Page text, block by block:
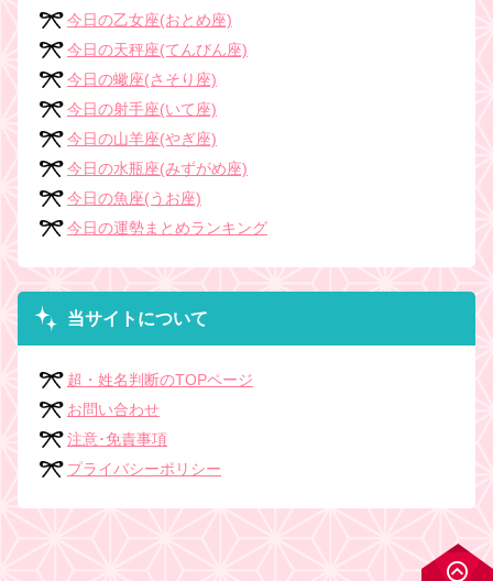
今日の乙女座(おとめ座)
今日の天秤座(てんびん座)
今日の蠍座(さそり座)
今日の射手座(いて座)
今日の山羊座(やぎ座)
今日の水瓶座(みずがめ座)
今日の魚座(うお座)
今日の運勢まとめランキング
当サイトについて
超・姓名判断のTOPページ
お問い合わせ
注意･免責事項
プライバシーポリシー